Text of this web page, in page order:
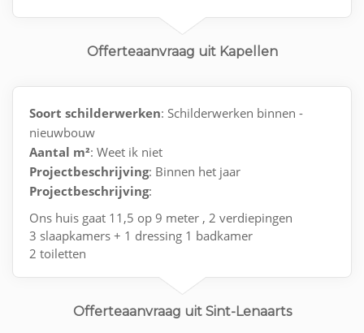
Offerteaanvraag uit Kapellen
Soort schilderwerken: Schilderwerken binnen -
nieuwbouw
Aantal m²: Weet ik niet
Projectbeschrijving: Binnen het jaar
Projectbeschrijving:
Ons huis gaat 11,5 op 9 meter , 2 verdiepingen
3 slaapkamers + 1 dressing 1 badkamer
2 toiletten
Offerteaanvraag uit Sint-Lenaarts